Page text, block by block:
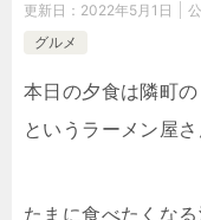
更新日： 2022年5月1日
グルメ
本日の夕食は隣町の
というラーメン屋さ
たまに食べたくな